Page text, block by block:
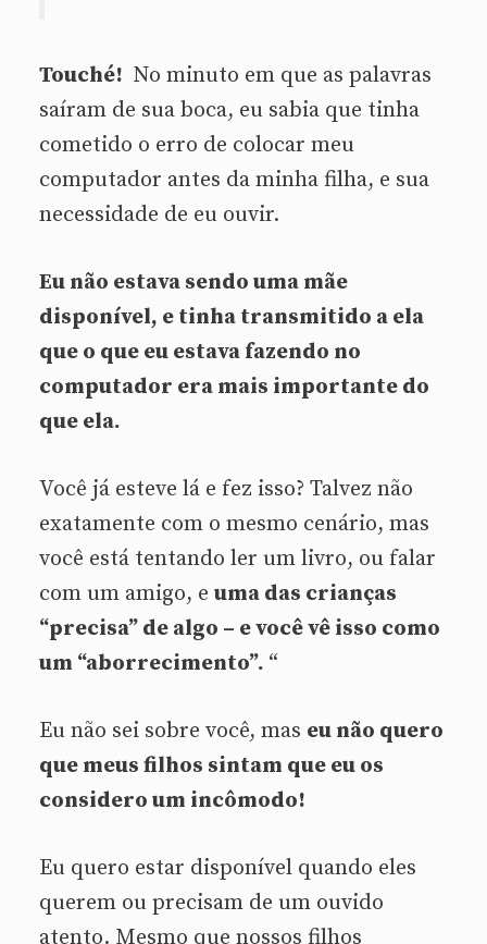
Touché! No minuto em que as palavras
saíram de sua boca, eu sabia que tinha
cometido o erro de colocar meu
computador antes da minha filha, e sua
necessidade de eu ouvir.
Eu não estava sendo uma mãe
disponível, e tinha transmitido a ela
que o que eu estava fazendo no
computador era mais importante do
que ela.
Você já esteve lá e fez isso? Talvez não
exatamente com o mesmo cenário, mas
você está tentando ler um livro, ou falar
com um amigo, e uma das crianças
“precisa” de algo – e você vê isso como
um “aborrecimento”. “
Eu não sei sobre você, mas eu não quero
que meus filhos sintam que eu os
considero um incômodo!
Eu quero estar disponível quando eles
querem ou precisam de um ouvido
atento. Mesmo que nossos filhos